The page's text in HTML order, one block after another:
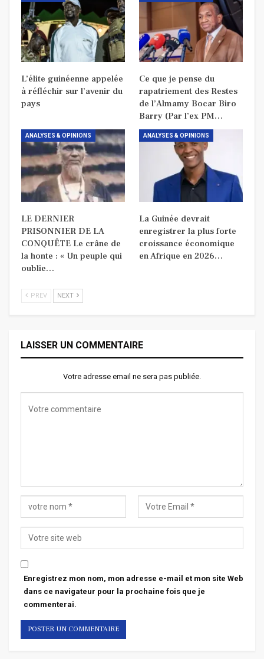
L’élite guinéenne appelée
à réfléchir sur l’avenir du
pays
Ce que je pense du
rapatriement des Restes
de l’Almamy Bocar Biro
Barry (Par l’ex PM…
ANALYSES & OPINIONS
LE DERNIER
PRISONNIER DE LA
CONQUÊTE Le crâne de
la honte : « Un peuple qui
oublie…
ANALYSES & OPINIONS
La Guinée devrait
enregistrer la plus forte
croissance économique
en Afrique en 2026…
PREV NEXT
LAISSER UN COMMENTAIRE
Votre adresse email ne sera pas publiée.
Enregistrez mon nom, mon adresse e-mail et mon site Web
dans ce navigateur pour la prochaine fois que je
commenterai.